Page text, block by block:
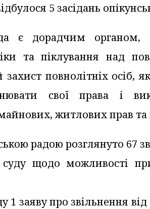
5 засідань
є дорадчим органом,
та піклування над
повнолітніх осіб,
свої права і
житлових прав та
радою розглянуто 67
щодо можливості
заяву про звільнення від